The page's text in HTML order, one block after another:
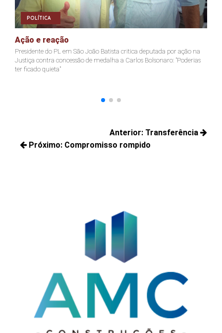
POLÍTICA
Ação e reação
Presidente do PL em São João Batista critica deputada por ação na
Justiça contra concessão de medalha a Carlos Bolsonaro: "Poderias
ter ficado quieta"
de
Anterior:
Posts
Transferência
Próximo: Compromisso rompido